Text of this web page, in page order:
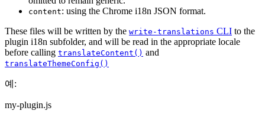
content: using the Chrome i18n JSON format.
These files will be written by the write-translations CLI to the
plugin i18n subfolder, and will be read in the appropriate locale
before calling translateContent() and
translateThemeConfig()
예:
my-plugin.js